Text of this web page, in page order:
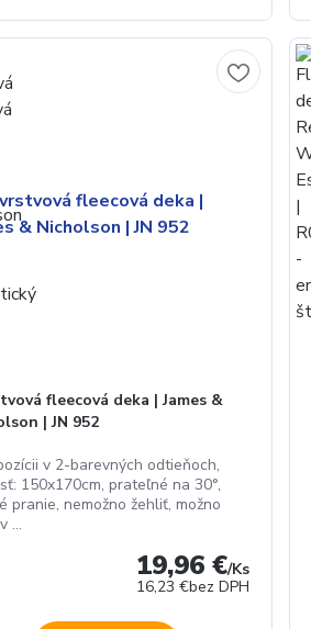
fleecová deka | James &
| JN 952
v 2-barevných odtieňoch,
150x170cm, prateľné na 30°,
pranie, nemožno žehliť, možno
...
19,96 €/Ks
16,23 €bez DPH